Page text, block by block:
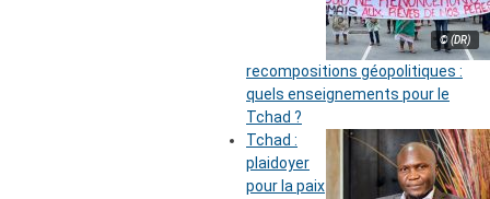
© (DR)
recompositions géopolitiques :
quels enseignements pour le
Tchad ?
Tchad :
plaidoyer
pour la paix